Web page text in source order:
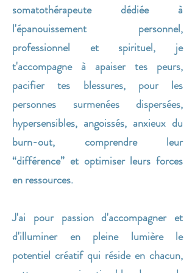
somatothérapeute dédiée à
l'épanouissement personnel,
professionnel et spirituel, je
t'accompagne à apaiser tes peurs,
pacifier tes blessures, pour les
personnes surmenées dispersées,
hypersensibles, angoissés, anxieux du
burn-out, comprendre leur
“différence” et optimiser leurs forces
en ressources.
J'ai pour passion d'accompagner et
d'illuminer en pleine lumière le
potentiel créatif qui réside en chacun,